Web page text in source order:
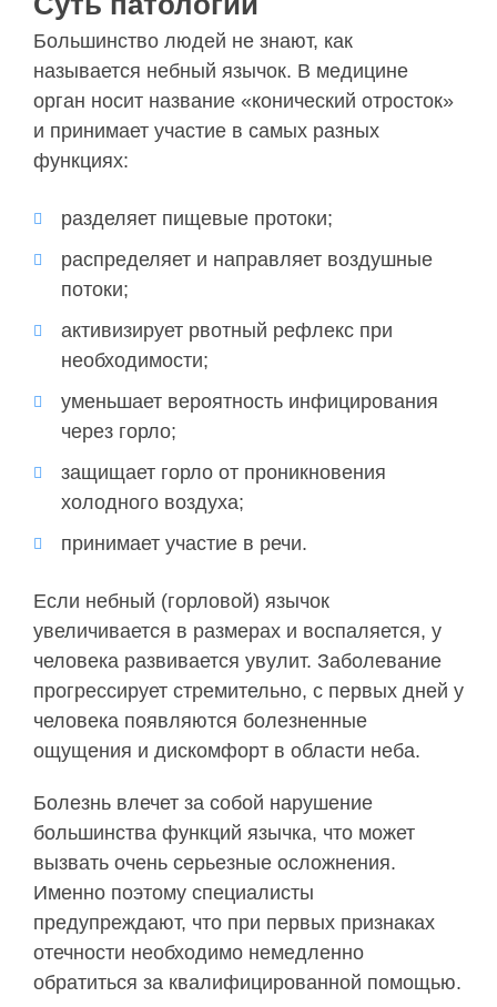
Большинство людей не знают, как
называется небный язычок. В медицине
орган носит название «конический отросток»
и принимает участие в самых разных
функциях:
разделяет пищевые протоки;
распределяет и направляет воздушные
потоки;
активизирует рвотный рефлекс при
необходимости;
уменьшает вероятность инфицирования
через горло;
защищает горло от проникновения
холодного воздуха;
принимает участие в речи.
Если небный (горловой) язычок
увеличивается в размерах и воспаляется, у
человека развивается увулит. Заболевание
прогрессирует стремительно, с первых дней у
человека появляются болезненные
ощущения и дискомфорт в области неба.
Болезнь влечет за собой нарушение
большинства функций язычка, что может
вызвать очень серьезные осложнения.
Именно поэтому специалисты
предупреждают, что при первых признаках
отечности необходимо немедленно
обратиться за квалифицированной помощью.